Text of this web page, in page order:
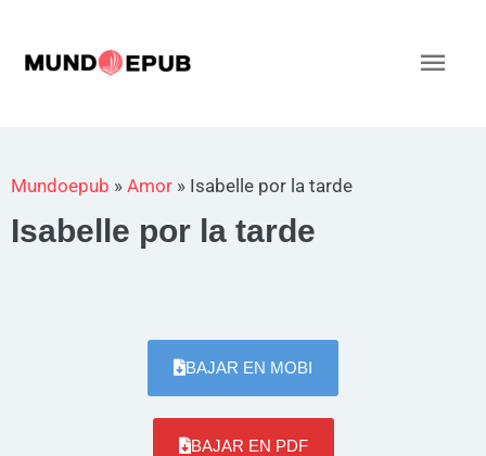
contenido
Mundoepub » Amor » Isabelle por la tarde
Isabelle por la tarde
BAJAR EN MOBI
BAJAR EN PDF